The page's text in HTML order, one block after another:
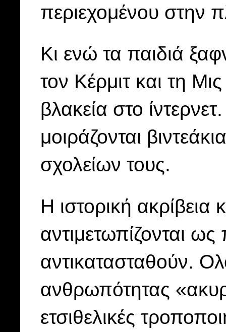
περιεχομένου στην
Κι ενώ τα παιδιά
τον Κέρμιτ και τη
βλακεία στο
μοιράζονται
σχολείων τους.
Η ιστορική ακρίβεια
αντιμετωπίζονται
αντικατασταθούν.
ανθρωπότητας
ετσιθελικές